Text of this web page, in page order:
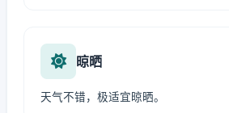
晾晒
天气不错，极适宜晾晒。